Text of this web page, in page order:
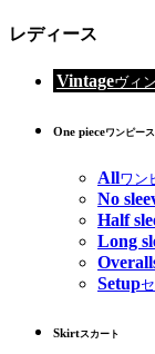
レディース
Vintageヴィ
One pieceワンピース
Allワン
No
Half
Long
Setup
Skirtスカート